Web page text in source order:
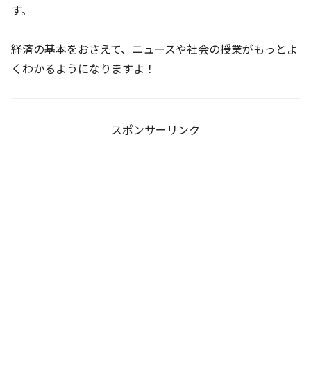
す。
経済の基本をおさえて、ニュースや社会の授業がもっとよ
くわかるようになりますよ！
スポンサーリンク